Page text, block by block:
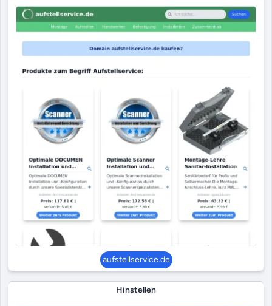
aufstellservice.de
Hinstellen